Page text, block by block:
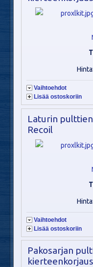
Vaihtoehdot
Lisää ostoskoriin
Laturin
Recoil
Vaihtoehdot
Lisää ostoskoriin
Pakosarjan